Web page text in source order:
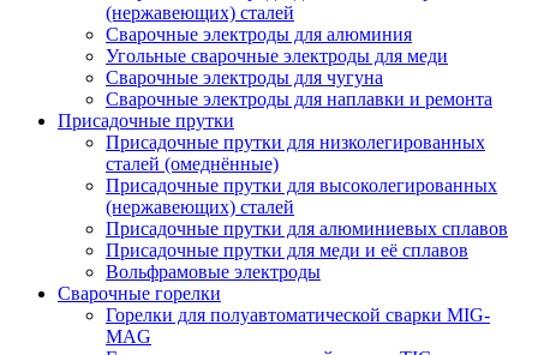
(нержавеющих) сталей
Сварочные электроды для алюминия
Угольные сварочные электроды для меди
Сварочные электроды для чугуна
Сварочные электроды для наплавки и ремонта
Присадочные прутки
Присадочные прутки для низколегированных
сталей (омеднённые)
Присадочные прутки для высоколегированных
(нержавеющих) сталей
Присадочные прутки для алюминиевых сплавов
Присадочные прутки для меди и её сплавов
Вольфрамовые электроды
Сварочные горелки
Горелки для полуавтоматической сварки MIG-
MAG